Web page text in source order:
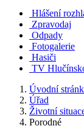
Hlášení
Zpravodaj
Odpady
Fotogalerie
Hasiči
TV
Úvodní
Úřad
Životní
Porodné